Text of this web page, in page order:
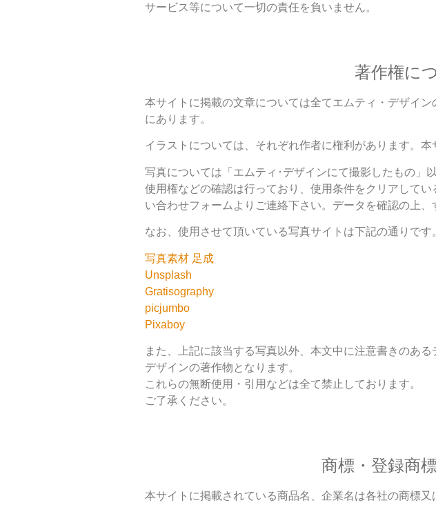
サービス等について一切の責任を負いません。
著作権に
本サイトに掲載の文章については全てエムティ・デザイ
にあります。
イラストについては、それぞれ作者に権利があります。
写真については「エムティ･デザインにて撮影したもの」
使用権などの確認は行っており、使用条件をクリアして
い合わせフォームよりご連絡下さい。データを確認の上、
なお、使用させて頂いている写真サイトは下記の通りです
写真素材 足成
Unsplash
Gratisography
picjumbo
Pixaboy
また、上記に該当する写真以外、本文中に注意書きのあ
デザインの著作物となります。
これらの無断使用・引用などは全て禁止しております。
ご了承ください。
商標・登録商
本サイトに掲載されている商品名、企業名は各社の商標又